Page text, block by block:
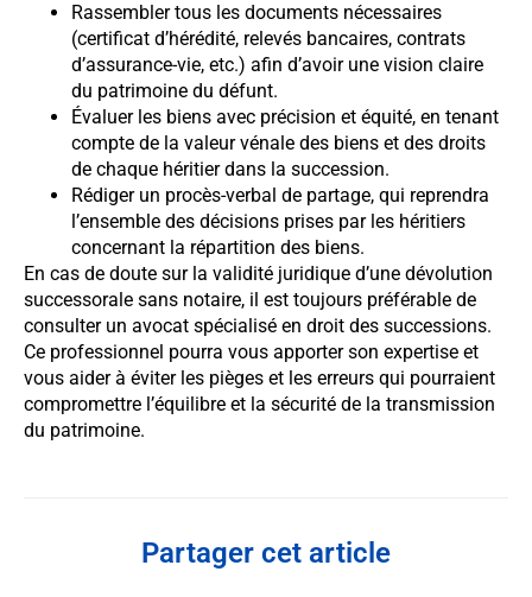
Rassembler tous les documents nécessaires
(certificat d’hérédité, relevés bancaires, contrats
d’assurance-vie, etc.) afin d’avoir une vision claire
du patrimoine du défunt.
Évaluer les biens avec précision et équité, en tenant
compte de la valeur vénale des biens et des droits
de chaque héritier dans la succession.
Rédiger un procès-verbal de partage, qui reprendra
l’ensemble des décisions prises par les héritiers
concernant la répartition des biens.
En cas de doute sur la validité juridique d’une dévolution
successorale sans notaire, il est toujours préférable de
consulter un avocat spécialisé en droit des successions.
Ce professionnel pourra vous apporter son expertise et
vous aider à éviter les pièges et les erreurs qui pourraient
compromettre l’équilibre et la sécurité de la transmission
du patrimoine.
Partager cet article